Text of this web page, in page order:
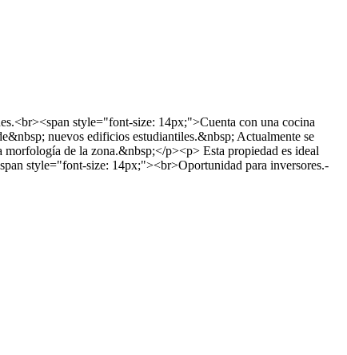
style="font-size: 14px;">Cuenta con una cocina
nuevos edificios estudiantiles.&nbsp; Actualmente se
de la zona.&nbsp;</p><p> Esta propiedad es ideal
style="font-size: 14px;"><br>Oportunidad para inversores.-